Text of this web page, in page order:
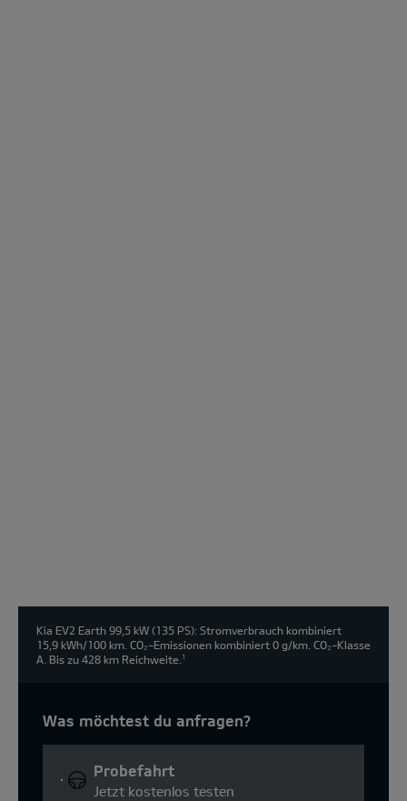
Kia EV2 Earth 99,5 kW (135 PS): Stromverbrauch kombiniert
15,9 kWh/100 km. CO₂-Emissionen kombiniert 0 g/km. CO₂-Klasse
A. Bis zu 428 km Reichweite.
1
Was möchtest du anfragen?
Probefahrt
Jetzt kostenlos testen